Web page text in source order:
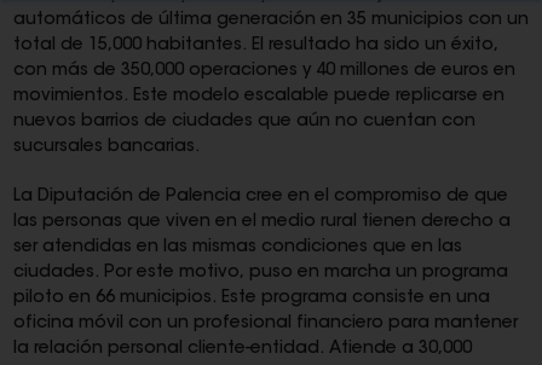
automáticos de última generación en 35 municipios con un
total de 15,000 habitantes. El resultado ha sido un éxito,
con más de 350,000 operaciones y 40 millones de euros en
movimientos. Este modelo escalable puede replicarse en
nuevos barrios de ciudades que aún no cuentan con
sucursales bancarias.
La Diputación de Palencia cree en el compromiso de que
las personas que viven en el medio rural tienen derecho a
ser atendidas en las mismas condiciones que en las
ciudades. Por este motivo, puso en marcha un programa
piloto en 66 municipios. Este programa consiste en una
oficina móvil con un profesional financiero para mantener
la relación personal cliente-entidad. Atiende a 30,000